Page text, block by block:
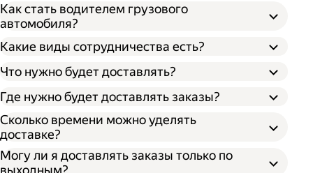
Как стать водителем грузового
автомобиля?
Какие виды сотрудничества есть?
Через парк;
Через парк как самозанятый;
Как самозанятый;
Как индивидуальный предприниматель;
Что нужно будет доставлять?
Где нужно будет доставлять заказы?
Сколько времени можно уделять
доставке?
Могу ли я доставлять заказы только по
выходным?